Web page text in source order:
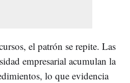
el patrón se repite. Las
empresarial acumulan la
lo que evidencia